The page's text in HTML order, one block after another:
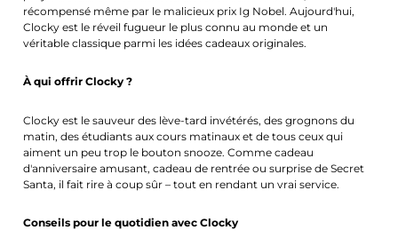
récompensé même par le malicieux prix Ig Nobel. Aujourd'hui,
Clocky est le réveil fugueur le plus connu au monde et un
véritable classique parmi les idées cadeaux originales.
À qui offrir Clocky ?
Clocky est le sauveur des lève-tard invétérés, des grognons du
matin, des étudiants aux cours matinaux et de tous ceux qui
aiment un peu trop le bouton snooze. Comme cadeau
d'anniversaire amusant, cadeau de rentrée ou surprise de Secret
Santa, il fait rire à coup sûr – tout en rendant un vrai service.
Conseils pour le quotidien avec Clocky